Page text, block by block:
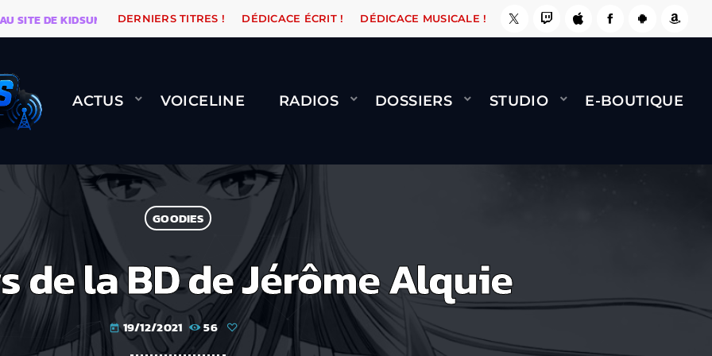
DE KIDSUNE WARÉTRO ORANGE ROAD QUI PASSE, ÇA LE FAIT ! NAMI BERNARD MINET - FLY
DERNIERS TITRES ! DÉDICACE ÉCRIT ! DÉDICACE MUSICALE !
ACTUS VOICELINE RADIOS DOSSIERS STUDIO E-BOUTIQUE
GOODIES
de la BD de Jérôme Alquie
today 19/12/2021 56